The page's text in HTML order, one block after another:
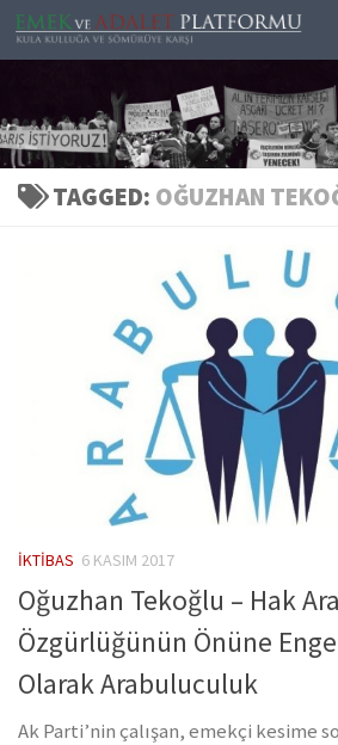
Skip to content
TAGGED: OĞUZHAN
İKTIBAS 6 KASIM 2017
Oğuzhan Tekoğlu – Hak
Özgürlüğünün Önüne
Olarak Arabuluculuk
Ak Parti’nin çalışan, emekçi kesime